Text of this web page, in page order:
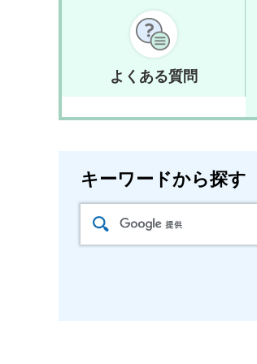
よくある質問
キーワードから探す